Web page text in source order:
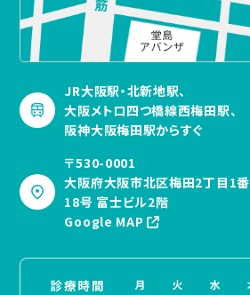
JR大阪駅・北新地駅、
大阪メトロ四つ橋線西梅田駅、
阪神大阪梅田駅からすぐ
〒530-0001
大阪府大阪市北区梅田2丁目1番
18号 富士ビル2階
Google MAP